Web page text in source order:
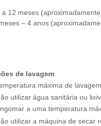
a 12 meses
– 4 anos
de lavagem
máxima de
utilizar água sanitária ou
a uma temperatura
utilizar a máquina de secar